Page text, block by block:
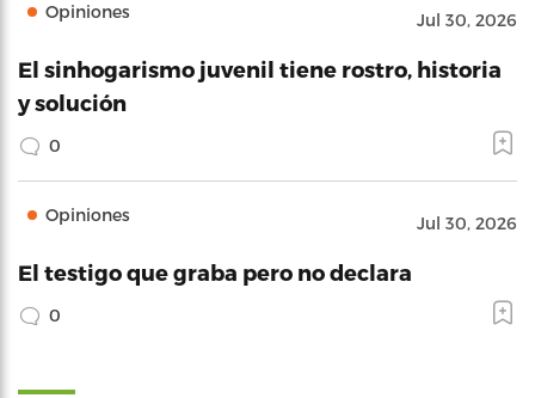
Opiniones Jul 30, 2026
El sinhogarismo juvenil tiene rostro, historia
y solución
0
Opiniones Jul 30, 2026
El testigo que graba pero no declara
0